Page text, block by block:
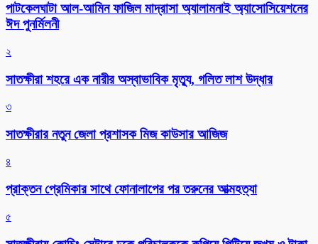
পাটকেলঘাটা আল-আমিন ফাজিল মাদ্রাসা অ্যালামনাই অ্যাসোসিয়েশনের
ঈদ পুনর্মিলনী
২
সাতক্ষীরা শহরে এক নারীর অস্বাভাবিক মৃত্যু, গলিত লাশ উদ্ধার
৩
সাতক্ষীরার নতুন জেলা প্রশাসক মিজ কাউসার আজিজ
৪
প্রাক্তন প্রেমিকার সাথে ফোনালাপের পর তরুনের আত্মহত্যা
৫